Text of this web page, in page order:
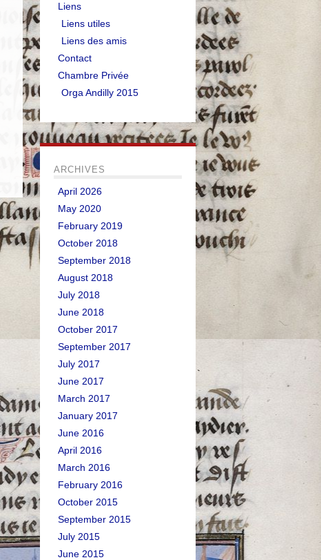
Liens
Liens utiles
Liens des amis
Contact
Chambre Privée
Orga Andilly 2015
ARCHIVES
April 2026
May 2020
February 2019
October 2018
September 2018
August 2018
July 2018
June 2018
October 2017
September 2017
July 2017
June 2017
March 2017
January 2017
June 2016
April 2016
March 2016
February 2016
October 2015
September 2015
July 2015
June 2015